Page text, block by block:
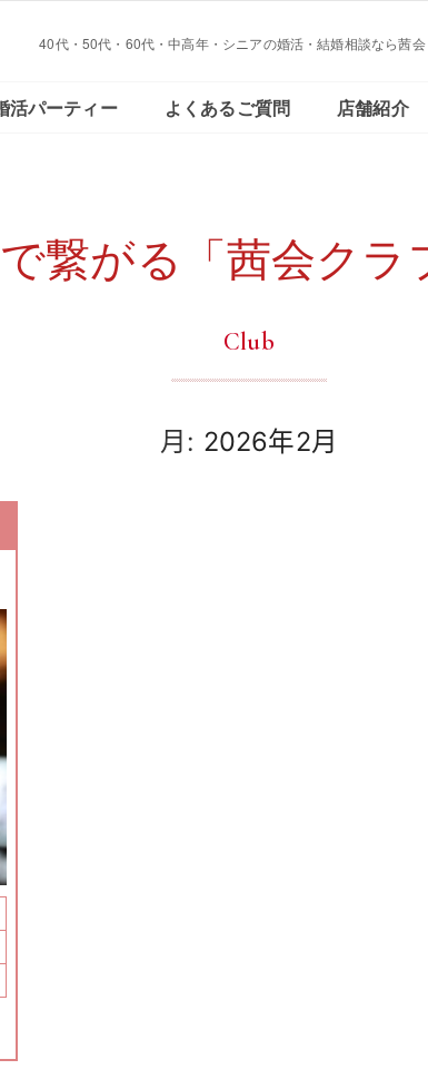
40代・50代・60代・中高年・シニアの婚活・結婚相談なら茜会
活パーティー よくあるご質問 店舗紹介
繋がる「茜会クラ
Club
月: 2026年2月